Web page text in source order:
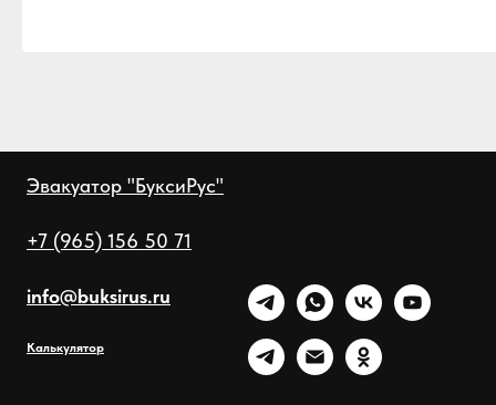
Эвакуатор "БуксиРус"
+7 (965) 156 50 71
info@buksirus.ru
Калькулятор